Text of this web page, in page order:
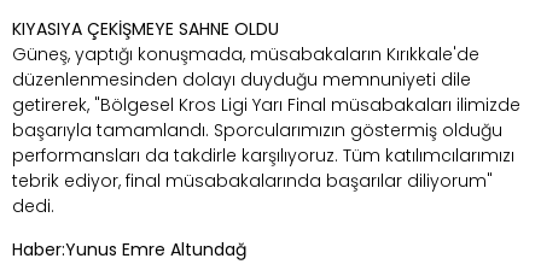
KIYASIYA ÇEKİŞMEYE SAHNE OLDU
Güneş, yaptığı konuşmada, müsabakaların Kırıkkale'de
düzenlenmesinden dolayı duyduğu memnuniyeti dile
getirerek, "Bölgesel Kros Ligi Yarı Final müsabakaları ilimizde
başarıyla tamamlandı. Sporcularımızın göstermiş olduğu
performansları da takdirle karşılıyoruz. Tüm katılımcılarımızı
tebrik ediyor, final müsabakalarında başarılar diliyorum"
dedi.
Haber:Yunus Emre Altundağ